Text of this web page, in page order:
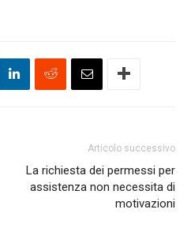
Articolo successivo
La richiesta dei permessi per
assistenza non necessita di
motivazioni